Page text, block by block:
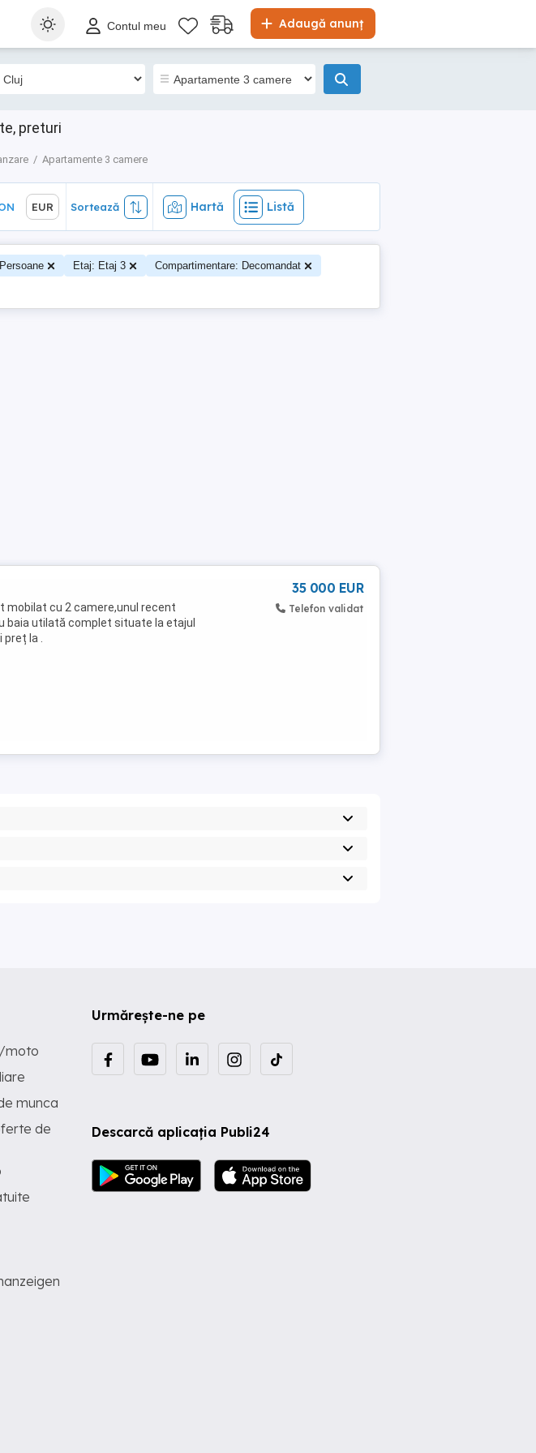
Adaugă anunț
Contul meu
preturi
Apartamente 3 camere
EUR Sortează Hartă Listă
EUR Sortează Hartă Listă
Persoane Etaj: Etaj 3
Compartimentare: Decomandat
mobilat cu 2 camere,unul recent
baia utilată complet situate la etajul
la .
35 000 EUR
Telefon validat
Urmărește-ne pe
Descarcă aplicația Publi24
moto
munca
de